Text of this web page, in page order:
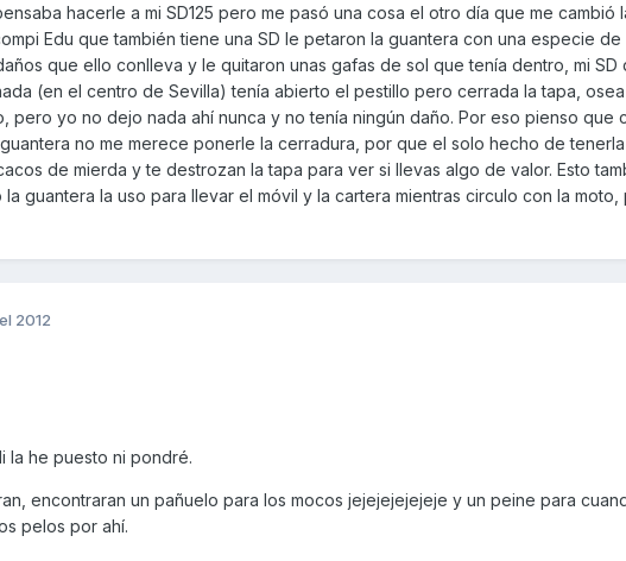
hacerle a mi SD125 pero me pasó una cosa el otro día que me cambió
Edu que también tiene una SD le petaron la guantera con una especie
que ello conlleva y le quitaron unas gafas de sol que tenía dentro, mi SD
(en el centro de Sevilla) tenía abierto el pestillo pero cerrada la tapa,
pero yo no dejo nada ahí nunca y no tenía ningún daño. Por eso pienso que
no me merece ponerle la cerradura, por que el solo hecho de tenerla
de mierda y te destrozan la tapa para ver si llevas algo de valor. Esto
la guantera la uso para llevar el móvil y la cartera mientras circulo con la
2012
la he puesto ni pondré.
encontraran un pañuelo para los mocos jejejejejejeje y un peine para
pelos por ahí.